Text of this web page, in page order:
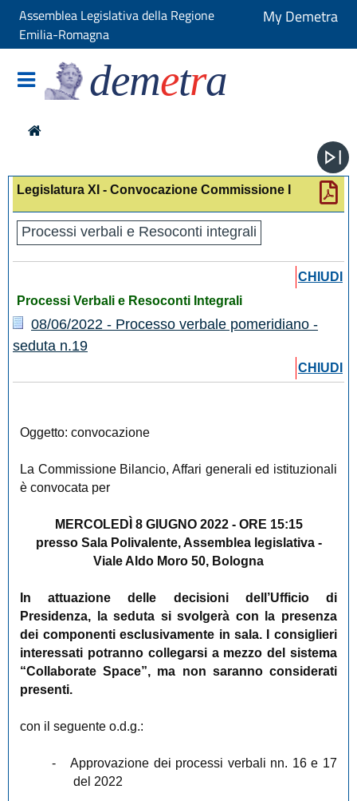
Assemblea Legislativa della Regione
Emilia-Romagna
My Demetra
demetra
Legislatura XI - Convocazione Commissione I
Processi verbali e Resoconti integrali
CHIUDI
Processi Verbali e Resoconti Integrali
08/06/2022 - Processo verbale pomeridiano -
seduta n.19
CHIUDI
Oggetto: convocazione
La Commissione Bilancio, Affari generali ed istituzionali
è convocata per
MERCOLEDÌ 8 GIUGNO 2022 - ORE 15:15
presso Sala Polivalente, Assemblea legislativa -
Viale Aldo Moro 50, Bologna
In attuazione delle decisioni dell’Ufficio di
Presidenza, la seduta si svolgerà con la presenza
dei componenti esclusivamente in sala. I consiglieri
interessati potranno collegarsi a mezzo del sistema
“Collaborate Space”, ma non saranno considerati
presenti.
con il seguente o.d.g.:
-
Approvazione dei processi verbali nn. 16 e 17
del 2022